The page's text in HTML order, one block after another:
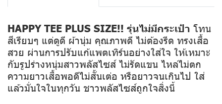
HAPPY TEE PLUS SIZE!! รุ่นไม่มีกระเป๋า โทน
สีเรียบๆ แต่ดูดี ผ้านุ่ม คุณภาพดี ไม่ต้องรีด ทรงเสื้อ
สวย ผ่านการปรับแก้แพตเทิร์นอย่างใส่ใจ ให้เหมาะ
กับรูปร่างหนุ่มสาวพลัสไซส์ ไม่รัดแขน ไหล่ไม่ตก
ความยาวเสื้อพอดีไม่สั้นเต่อ หรือยาวจนเกินไป ใส่
แล้วมั่นใจในทุกวัน ชาวพลัสไซส์ถูกใจสิ่งนี้